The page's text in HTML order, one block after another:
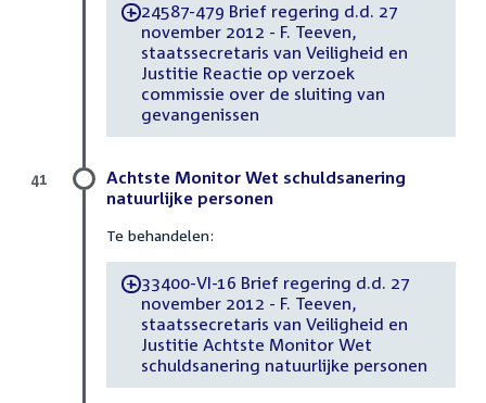
-24587-479 Brief regering d.d. 27
november 2012 - F. Teeven,
staatssecretaris van Veiligheid en
Justitie Reactie op verzoek
commissie over de sluiting van
gevangenissen
Achtste Monitor Wet schuldsanering
natuurlijke personen
Te behandelen:
-33400-VI-16 Brief regering d.d. 27
november 2012 - F. Teeven,
staatssecretaris van Veiligheid en
Justitie Achtste Monitor Wet
schuldsanering natuurlijke personen
41